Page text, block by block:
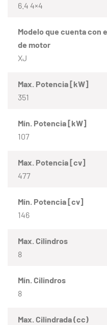
6.4 4×4
Modelo que cuenta con
de motor
XJ
Max. Potencia [kW]
351
Mín. Potencia [kW]
107
Max. Potencia [cv]
477
Mín. Potencia [cv]
146
Max. Cilindros
8
Mín. Cilindros
8
Max. Cilindrada (cc)